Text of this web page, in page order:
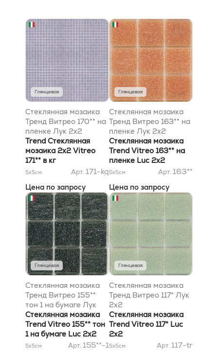
Глянцевая
Стеклянная мозаика
Тренд Витрео 170** на
пленке Лук 2x2
Trend Стеклянная
мозаика 2x2 Vitreo
171** в кг
5x5см Арт. 171-kg
Цена по запросу
Глянцевая
Стеклянная мозаика
Тренд Витрео 163** на
пленке Лук 2x2
Стеклянная мозаика
Trend Vitreo 163** на
пленке Luc 2x2
5x5см Арт. 163**
Цена по запросу
Глянцевая
Стеклянная мозаика
Тренд Витрео 155**
тон 1 на бумаге Лук
2x2
Стеклянная мозаика
Trend Vitreo 155** тон
1 на бумаге Luc 2x2
5x5см Арт. 155**-1
Глянцевая
Стеклянная мозаика
Тренд Витрео 117* Лук
2x2
Стеклянная мозаика
Trend Vitreo 117* Luc
2x2
5x5см Арт. 117-tr